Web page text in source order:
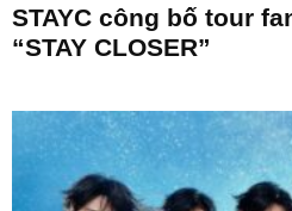
STAYC công bố tour
“STAY CLOSER”